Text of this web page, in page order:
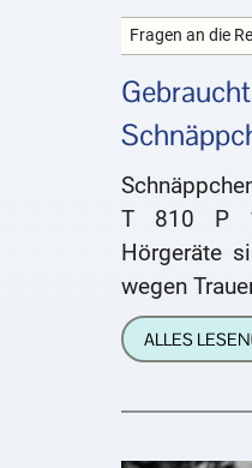
Fragen an die
T 810 P
Hörgeräte
wegen
Es gibt
ALLES LESEN